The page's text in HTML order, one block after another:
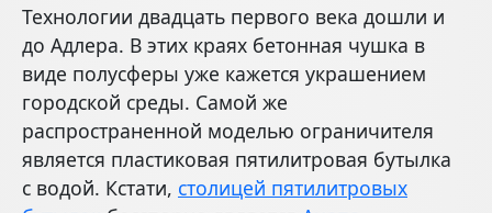
Технологии двадцать первого века дошли и
до Адлера. В этих краях бетонная чушка в
виде полусферы уже кажется украшением
городской среды. Самой же
распространенной моделью ограничителя
является пластиковая пятилитровая бутылка
с водой. Кстати, столицей пятилитровых